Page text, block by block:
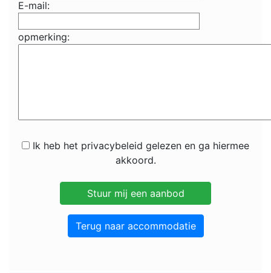
E-mail:
opmerking:
Ik heb het privacybeleid gelezen en ga hiermee
akkoord.
Terug naar accommodatie